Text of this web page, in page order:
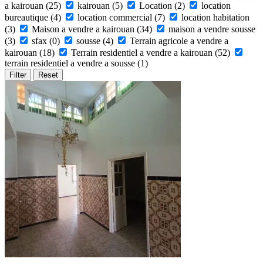
a kairouan (25) kairouan (5) Location (2)
location
bureautique (4) location commercial (7)
location habitation
(3)
Maison a vendre a kairouan (34)
maison a vendre sousse
(3)
sfax (0) sousse (4)
Terrain agricole a vendre a
kairouan (18) Terrain residentiel a vendre a kairouan (52)
terrain residentiel a vendre a sousse (1)
Filter Reset